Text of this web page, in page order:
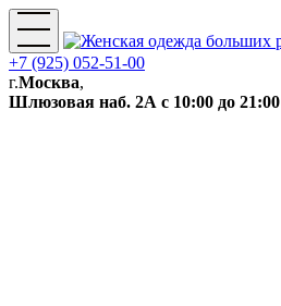
+7 (925) 052-51-00
г.Москва,
Шлюзовая наб. 2А с 10:00 до 21:00